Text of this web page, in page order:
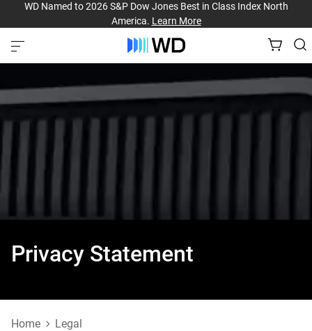
WD Named to 2026 S&P Dow Jones Best in Class Index North
America. Learn More
Privacy Statement
Home Legal